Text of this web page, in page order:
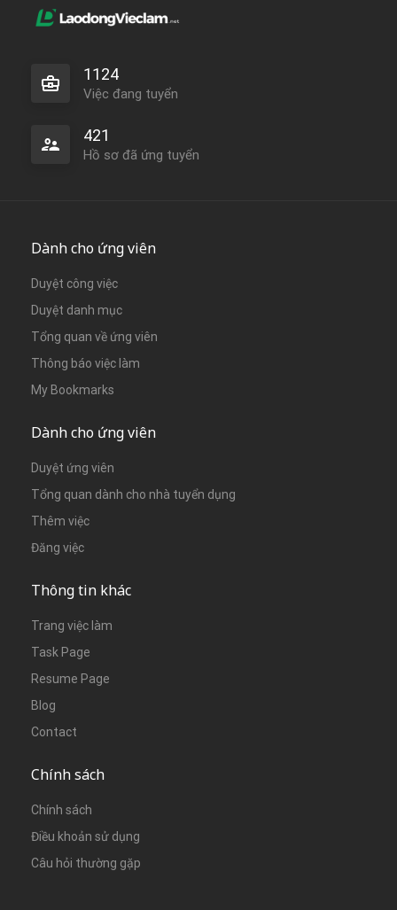
1124
Việc đang tuyển
421
Hồ sơ đã ứng tuyển
Dành cho ứng viên
Duyệt công việc
Duyệt danh mục
Tổng quan về ứng viên
Thông báo việc làm
My Bookmarks
Dành cho ứng viên
Duyệt ứng viên
Tổng quan dành cho nhà tuyển dụng
Thêm việc
Đăng việc
Thông tin khác
Trang việc làm
Task Page
Resume Page
Blog
Contact
Chính sách
Chính sách
Điều khoản sử dụng
Câu hỏi thường gặp